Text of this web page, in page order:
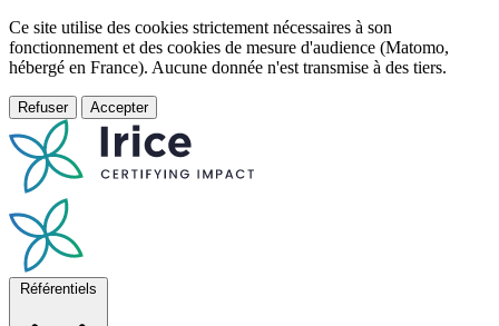
Ce site utilise des cookies strictement nécessaires à son
fonctionnement et des cookies de mesure d'audience (Matomo,
hébergé en France). Aucune donnée n'est transmise à des tiers.
Refuser Accepter
Référentiels